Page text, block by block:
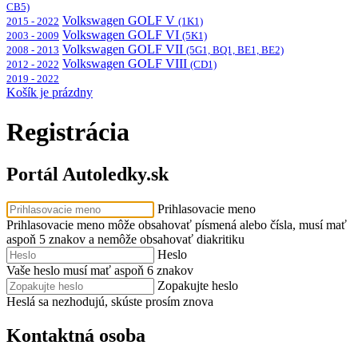
CB5)
2015 - 2022 Volkswagen GOLF V (1K1)
2003 - 2009 Volkswagen GOLF VI (5K1)
2008 - 2013 Volkswagen GOLF VII (5G1, BQ1, BE1, BE2)
2012 - 2022 Volkswagen GOLF VIII (CD1)
2019 - 2022
Košík je prázdny
Registrácia
Portál Autoledky.sk
Prihlasovacie meno
Prihlasovacie meno môže obsahovať písmená alebo čísla, musí mať
aspoň 5 znakov a nemôže obsahovať diakritiku
Heslo
Vaše heslo musí mať aspoň 6 znakov
Zopakujte heslo
Heslá sa nezhodujú, skúste prosím znova
Kontaktná osoba